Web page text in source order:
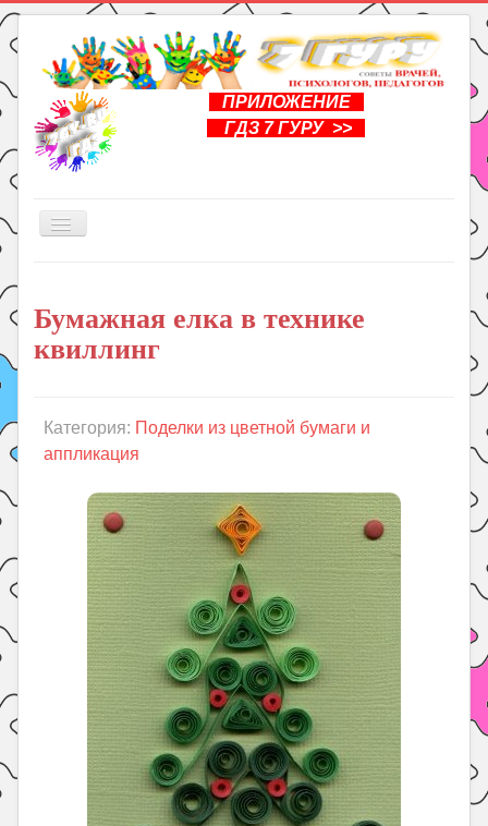
ПРИЛОЖЕНИЕ
ГДЗ 7 ГУРУ >>
Включить/
Книги
Рукоделие
Уроки
ГДЗ
Праздники
Психология
Летом!
Поиск
Бумажная елка в технике
квиллинг
Категория: Поделки из цветной бумаги и
аппликация